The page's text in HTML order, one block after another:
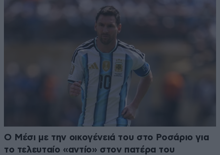
Ο Μέσι με την οικογένειά του στο Ροσάριο για
το τελευταίο «αντίο» στον πατέρα του